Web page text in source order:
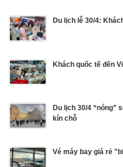
Du lịch lễ 30/4:
Khách quốc tế đến
Du lịch 30/4 “nóng”
kín chỗ
Vé máy bay giá rẻ